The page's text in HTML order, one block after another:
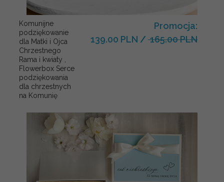
Komunijne
podziękowanie
dla Matki i Ojca
Chrzestnego
Rama i kwiaty ,
Flowerbox Serce
podziękowania
dla chrzestnych
na Komunię
Promocja:
139.00 PLN / 165.00 PLN